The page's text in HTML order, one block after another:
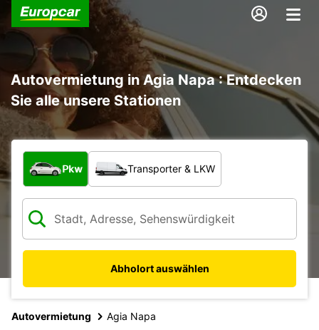
Autovermietung in Agia Napa : Entdecken
Sie alle unsere Stationen
Welche Art von Fahrzeug?
Pkw Transporter & LKW
Abholort auswählen
Autovermietung Agia Napa